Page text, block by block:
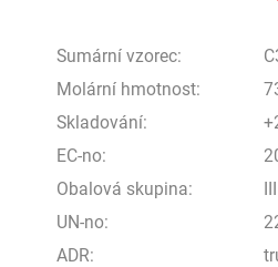
Sumární vzorec:
Molární hmotnost:
Skladování:
EC-no:
Obalová skupina:
III
UN-no:
ADR: